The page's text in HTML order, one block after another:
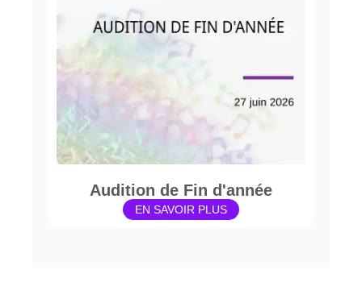
Audition de Fin d'année
EN SAVOIR PLUS